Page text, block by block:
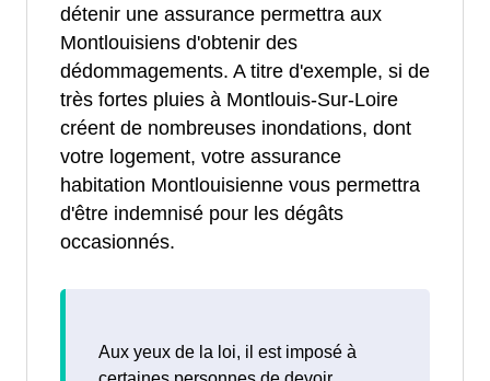
détenir une assurance permettra aux
Montlouisiens d'obtenir des
dédommagements. A titre d'exemple, si de
très fortes pluies à Montlouis-Sur-Loire
créent de nombreuses inondations, dont
votre logement, votre assurance
habitation Montlouisienne vous permettra
d'être indemnisé pour les dégâts
occasionnés.
Aux yeux de la loi, il est imposé à